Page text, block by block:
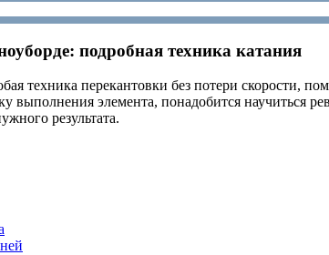
подробная техника катания
техника перекантовки без потери скорости,
выполнения элемента, понадобится научиться
результата.